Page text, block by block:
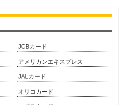
JCBカード
アメリカンエキスプレス
JALカード
オリコカード